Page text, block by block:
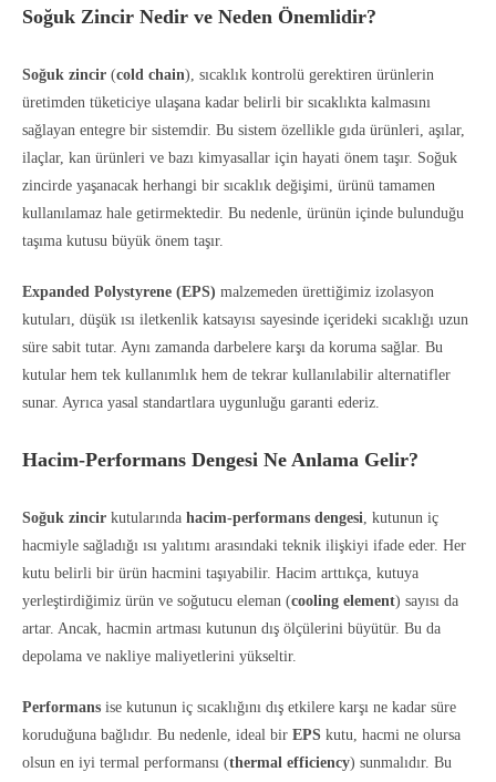
Soğuk Zincir Nedir ve Neden Önemlidir?
Soğuk zincir (cold chain), sıcaklık kontrolü gerektiren ürünlerin
üretimden tüketiciye ulaşana kadar belirli bir sıcaklıkta kalmasını
sağlayan entegre bir sistemdir. Bu sistem özellikle gıda ürünleri, aşılar,
ilaçlar, kan ürünleri ve bazı kimyasallar için hayati önem taşır. Soğuk
zincirde yaşanacak herhangi bir sıcaklık değişimi, ürünü tamamen
kullanılamaz hale getirmektedir. Bu nedenle, ürünün içinde bulunduğu
taşıma kutusu büyük önem taşır.
Expanded Polystyrene (EPS) malzemeden ürettiğimiz izolasyon
kutuları, düşük ısı iletkenlik katsayısı sayesinde içerideki sıcaklığı uzun
süre sabit tutar. Aynı zamanda darbelere karşı da koruma sağlar. Bu
kutular hem tek kullanımlık hem de tekrar kullanılabilir alternatifler
sunar. Ayrıca yasal standartlara uygunluğu garanti ederiz.
Hacim-Performans Dengesi Ne Anlama Gelir?
Soğuk zincir kutularında hacim-performans dengesi, kutunun iç
hacmiyle sağladığı ısı yalıtımı arasındaki teknik ilişkiyi ifade eder. Her
kutu belirli bir ürün hacmini taşıyabilir. Hacim arttıkça, kutuya
yerleştirdiğimiz ürün ve soğutucu eleman (cooling element) sayısı da
artar. Ancak, hacmin artması kutunun dış ölçülerini büyütür. Bu da
depolama ve nakliye maliyetlerini yükseltir.
Performans ise kutunun iç sıcaklığını dış etkilere karşı ne kadar süre
koruduğuna bağlıdır. Bu nedenle, ideal bir EPS kutu, hacmi ne olursa
olsun en iyi termal performansı (thermal efficiency) sunmalıdır. Bu